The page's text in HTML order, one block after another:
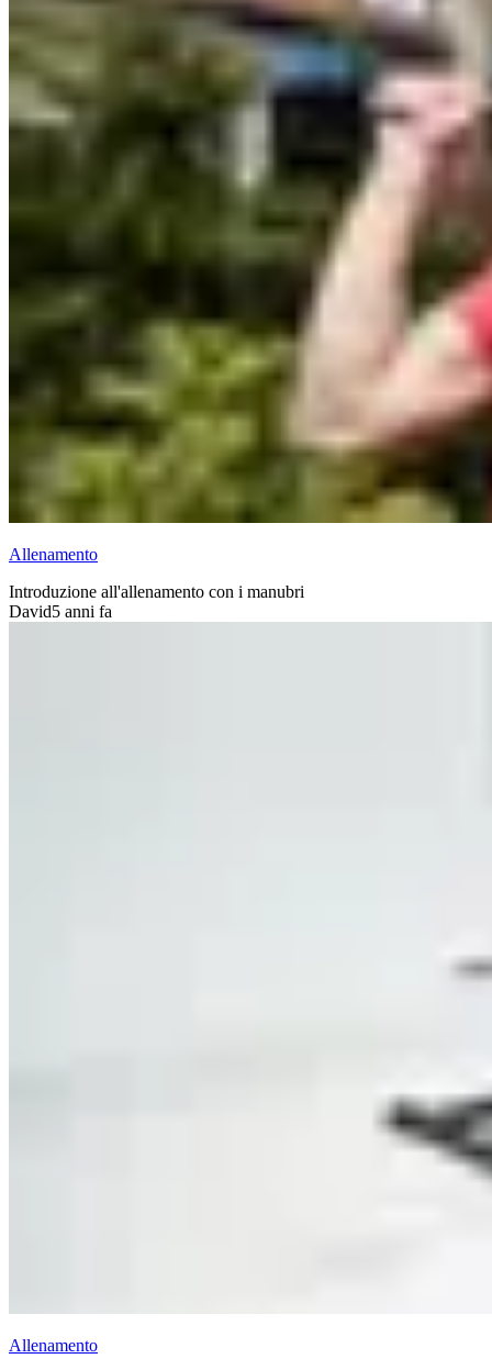
Allenamento
Introduzione all'allenamento con i manubri
David5 anni fa
Allenamento